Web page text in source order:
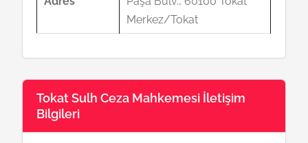
Merkez/Tokat
Tokat Sulh Ceza Mahkemesi İletişim
Bilgileri